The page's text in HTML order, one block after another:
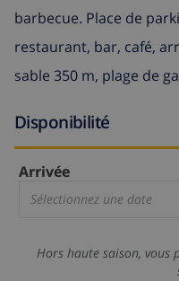
barbecue. Place de
restaurant, bar, café,
sable 350 m, plage de
Disponibilité
Arrivée
Sélectionnez une date
Hors haute saison, vous